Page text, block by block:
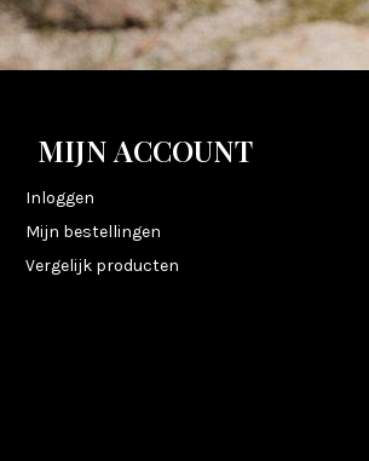
MIJN ACCOUNT
Inloggen
Mijn bestellingen
Vergelijk producten